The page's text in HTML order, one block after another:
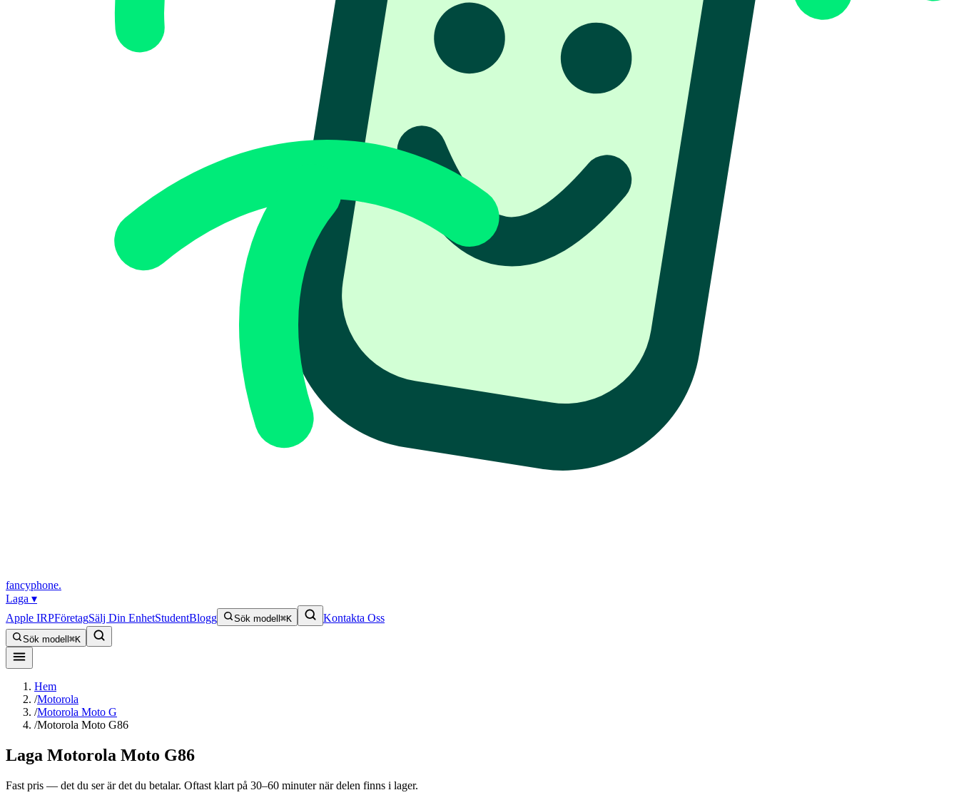
fancyphone.
Laga ▾
Apple IRPFöretagSälj Din EnhetStudentBlogg Sök modell ⌘K Kontakta Oss
Sök modell ⌘K
Hem
/Motorola
/Motorola Moto G
/Motorola Moto G86
Laga Motorola Moto G86
Fast pris — det du ser är det du betalar. Oftast klart på 30–60 minuter när delen finns i lager.